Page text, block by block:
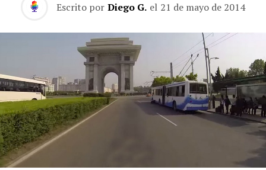
Escrito por Diego G. el 21 de mayo de 2014